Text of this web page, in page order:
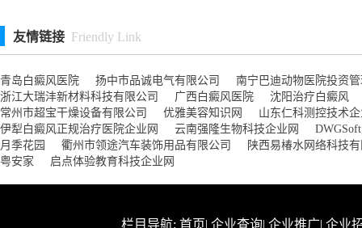
友情链接 Friendly Link
青岛白癜风医院 扬中市品诚电气有限公司
南宁巴迪动物医院投资
浙江大瑞沣新材料科技有限公司
广西白癜风医院
沈阳治疗白癜风
常州市超宝干燥设备有限公司
优雅美容知识网
山东仁科测控技术
伊犁白癜风正规治疗医院企业网
云南强隆生物科技企业网
月季花园
衢州市领途汽车装饰用品有限公司
陕西易椿水网络科技
粤安家
启点体验教育科技企业网
栏目导航: 首页| 企业查询| 企业推广| 企业